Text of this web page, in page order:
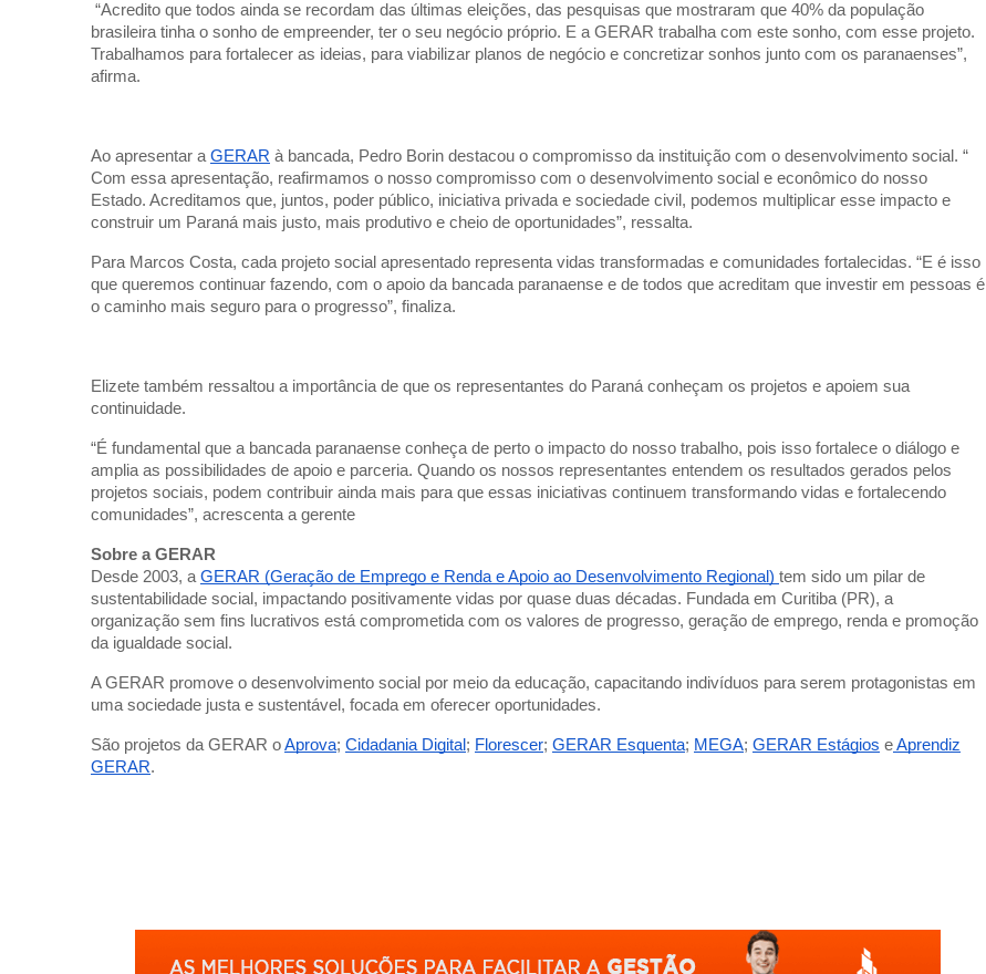
“Acredito que todos ainda se recordam das últimas eleições, das pesquisas que mostraram que 40% da população
brasileira tinha o sonho de empreender, ter o seu negócio próprio. E a GERAR trabalha com este sonho, com esse projeto.
Trabalhamos para fortalecer as ideias, para viabilizar planos de negócio e concretizar sonhos junto com os paranaenses”,
afirma.
Ao apresentar a GERAR à bancada, Pedro Borin destacou o compromisso da instituição com o desenvolvimento social. “
Com essa apresentação, reafirmamos o nosso compromisso com o desenvolvimento social e econômico do nosso
Estado. Acreditamos que, juntos, poder público, iniciativa privada e sociedade civil, podemos multiplicar esse impacto e
construir um Paraná mais justo, mais produtivo e cheio de oportunidades”, ressalta.
Para Marcos Costa, cada projeto social apresentado representa vidas transformadas e comunidades fortalecidas. “E é isso
que queremos continuar fazendo, com o apoio da bancada paranaense e de todos que acreditam que investir em pessoas é
o caminho mais seguro para o progresso”, finaliza.
Elizete também ressaltou a importância de que os representantes do Paraná conheçam os projetos e apoiem sua
continuidade.
“É fundamental que a bancada paranaense conheça de perto o impacto do nosso trabalho, pois isso fortalece o diálogo e
amplia as possibilidades de apoio e parceria. Quando os nossos representantes entendem os resultados gerados pelos
projetos sociais, podem contribuir ainda mais para que essas iniciativas continuem transformando vidas e fortalecendo
comunidades”, acrescenta a gerente
Sobre a GERAR
Desde 2003, a GERAR (Geração de Emprego e Renda e Apoio ao Desenvolvimento Regional) tem sido um pilar de
sustentabilidade social, impactando positivamente vidas por quase duas décadas. Fundada em Curitiba (PR), a
organização sem fins lucrativos está comprometida com os valores de progresso, geração de emprego, renda e promoção
da igualdade social.
A GERAR promove o desenvolvimento social por meio da educação, capacitando indivíduos para serem protagonistas em
uma sociedade justa e sustentável, focada em oferecer oportunidades.
São projetos da GERAR oAprova; Cidadania Digital ; Florescer; GERAR Esquenta; MEGA; GERAR Estágios eAprendiz
GERAR.